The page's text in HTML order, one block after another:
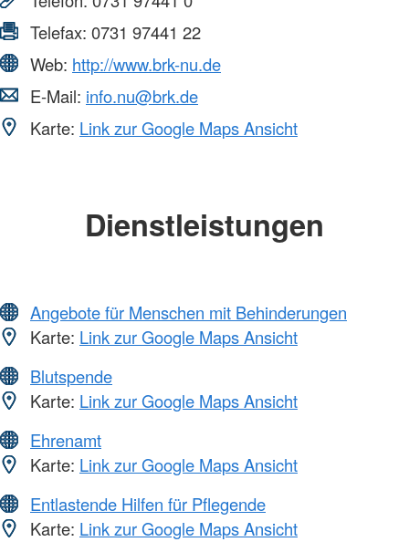
Telefax: 0731 97441 22
Web: http://www.brk-nu.de
E-Mail: info.nu@brk.de
Karte: Link zur Google Maps Ansicht
Dienstleistungen
Angebote für Menschen mit Behinderungen
Karte: Link zur Google Maps Ansicht
Blutspende
Karte: Link zur Google Maps Ansicht
Ehrenamt
Karte: Link zur Google Maps Ansicht
Entlastende Hilfen für Pflegende
Karte: Link zur Google Maps Ansicht